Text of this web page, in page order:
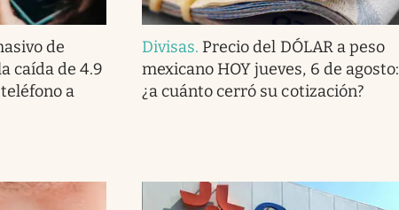
de
caída de 4.9
a
Divisas. Precio del DÓLAR a peso
mexicano HOY jueves, 6 de agosto:
¿a cuánto cerró su cotización?